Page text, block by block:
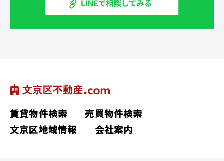
賃貸物件検索
売買物件検索
文京区地域情報
会社案内